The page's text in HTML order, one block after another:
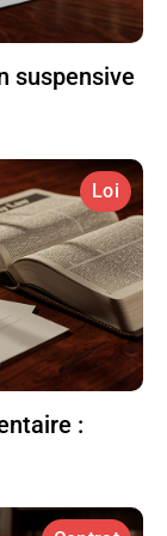
suspensive
Loi
: